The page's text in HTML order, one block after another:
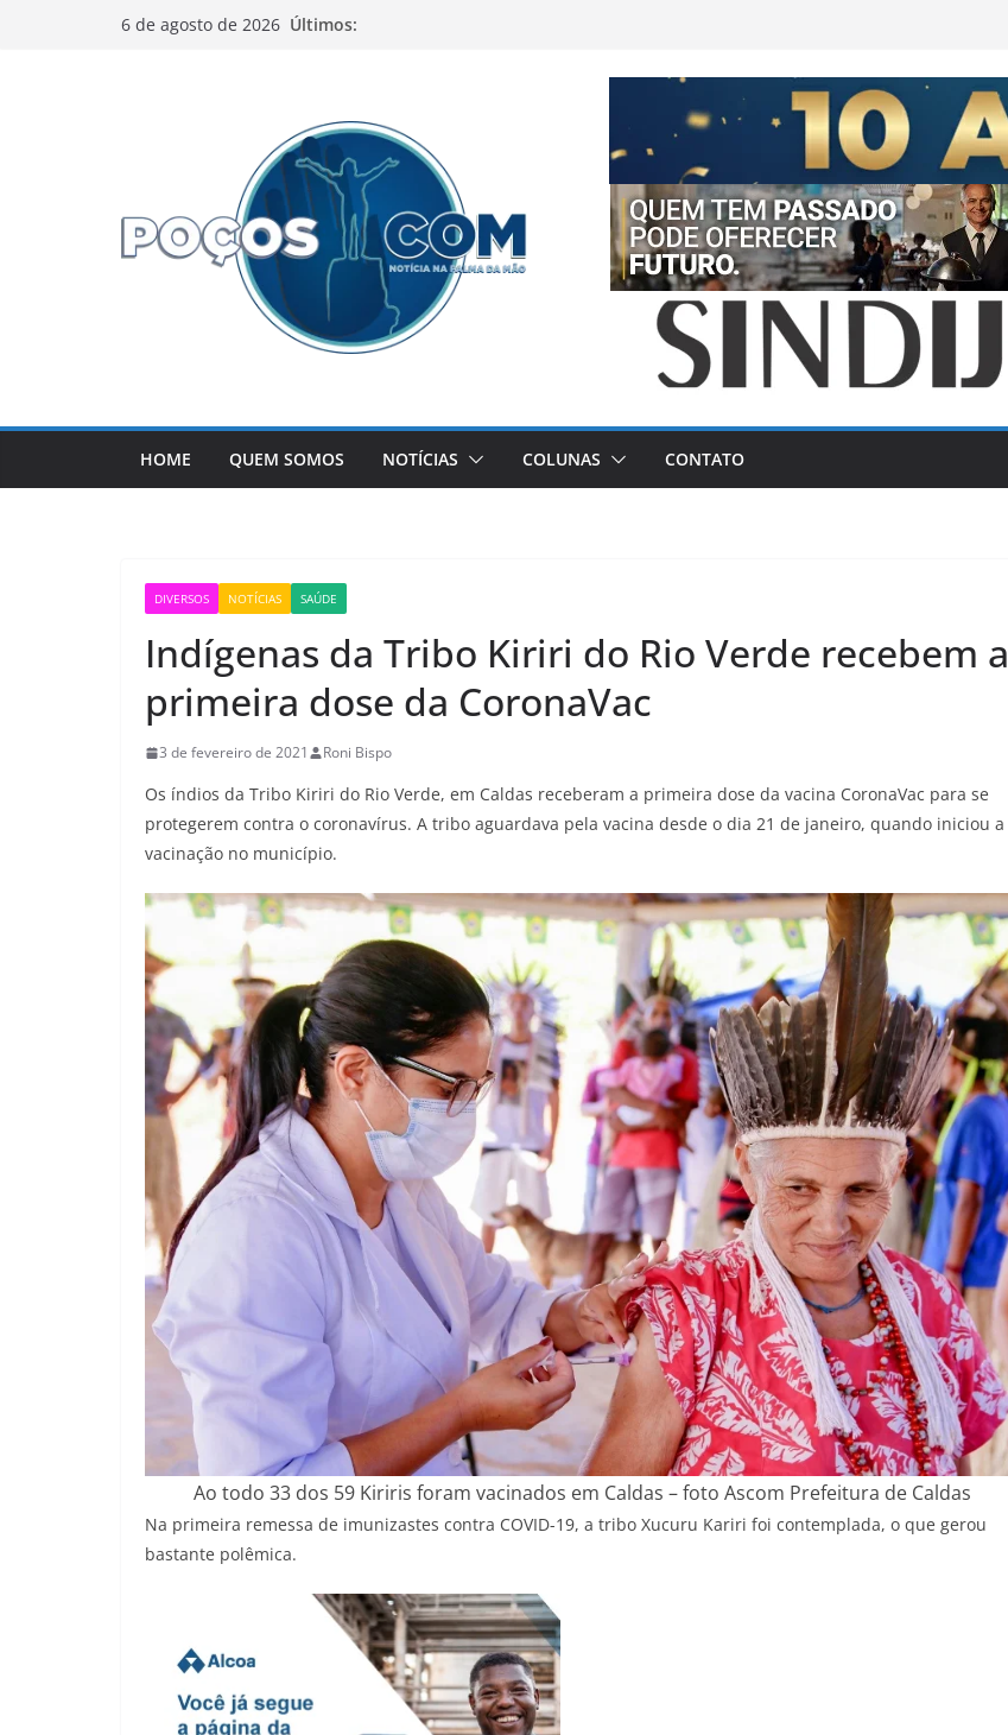
6 de agosto de 2026 Últimos:
HOME QUEM SOMOS NOTÍCIAS COLUNAS CONTATO
DIVERSOS NOTÍCIAS SAÚDE
Indígenas da Tribo Kiriri do Rio Verde recebem a
primeira dose da CoronaVac
3 de fevereiro de 2021 Roni Bispo
Os índios da Tribo Kiriri do Rio Verde, em Caldas receberam a primeira dose da vacina CoronaVac para se
protegerem contra o coronavírus. A tribo aguardava pela vacina desde o dia 21 de janeiro, quando iniciou a
vacinação no município.
Ao todo 33 dos 59 Kiriris foram vacinados em Caldas – foto Ascom Prefeitura de Caldas
Na primeira remessa de imunizastes contra COVID-19, a tribo Xucuru Kariri foi contemplada, o que gerou
bastante polêmica.